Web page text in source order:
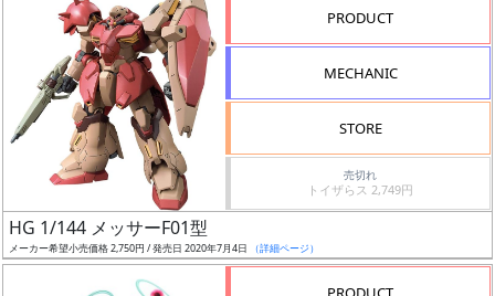
ケ
PRODUCT
MECHANIC
STORE
売切れ
トイザらス 2,749円
HG 1/144 メッサーF01型
メーカー希望小売価格 2,750円 / 発売日 2020年7月4日 （詳細ページ）